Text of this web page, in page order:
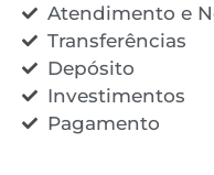
Atendimento e
Transferências
Depósito
Investimentos
Pagamento